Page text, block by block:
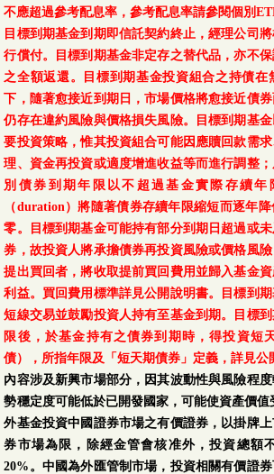
不應超過參考配息率，參考配息率請參閱個別
目標到期基金到期即信託契約終止，經理公司
行償付。目標到期基金非定存之替代品，亦不
之全額返還。目標到期基金投資組合之持債在
下，隨著愈接近到期日，市場價格將愈接近債
仍存在違約風險與價格損失風險。目標到期基
要投資策略，惟其投資組合可能因應贖回款需
理、資金再投資或適度增進收益等而進行調整
別債券到期年限以不超過基金實際存續年
（duration）將隨著債券存續年限縮短而逐年
零。目標到期基金可能持有部分到期日超過或
券，故投資人將承擔債券再投資風險或價格風
提出買回者，將收取提前買回費用並歸入基金
利益。買回費用標準詳見公開說明書。目標到
短線交易並鼓勵投資人持有至基金到期。目標
限後，於基金持有之債券到期時，得投資短
債），所指年限及「短天期債券」定義，詳見公
內容涉及新興市場部分，因其波動性與風險程
勢穩定度可能低於已開發國家，可能使資產價
外基金投資中國證券市場之有價證券，以掛牌
券市場為限，除經金管會核准外，投資總額
20%。中國為外匯管制市場，投資相關有價證